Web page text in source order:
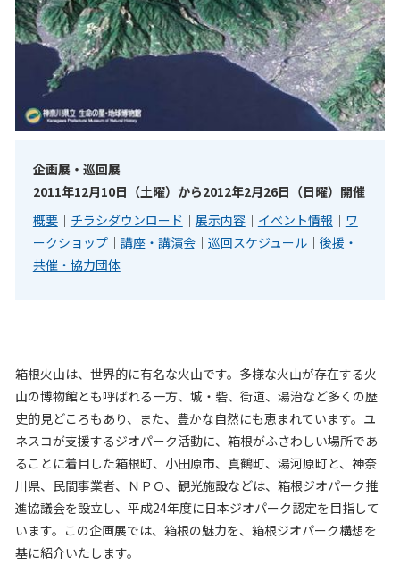
企画展・巡回展
2011年12月10日（土曜）から2012年2月26日（日曜）開催
概要｜ チラシダウンロード ｜ 展示内容｜ イベント情報 ｜ ワ
ークショップ｜ 講座・講演会｜ 巡回スケジュール｜ 後援・
共催・協力団体
箱根火山は、世界的に有名な火山です。多様な火山が存在する火
山の博物館とも呼ばれる一方、城・砦、街道、湯治など多くの歴
史的見どころもあり、また、豊かな自然にも恵まれています。ユ
ネスコが支援するジオパーク活動に、箱根がふさわしい場所であ
ることに着目した箱根町、小田原市、真鶴町、湯河原町と、神奈
川県、民間事業者、ＮＰＯ、観光施設などは、箱根ジオパーク推
進協議会を設立し、平成24年度に日本ジオパーク認定を目指して
います。この企画展では、箱根の魅力を、箱根ジオパーク構想を
基に紹介いたします。